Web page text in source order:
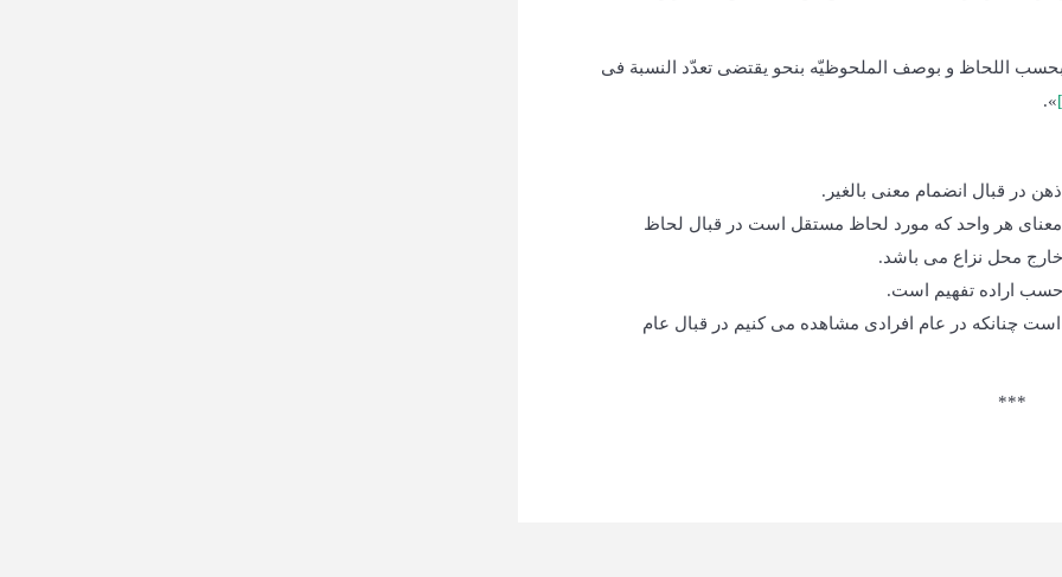
بحسب اللحاظ و بوصف الملحوظیّه بنحو یقتضی تعدّد النسبة فی
».
در قبال انضمام معنی بالغیر.
هر واحد که مورد لحاظ مستقل است در قبال لحاظ
محل نزاع می باشد.
حسب اراده تفهیم است.
چنانکه در عام افرادی مشاهده می کنیم در قبال عام
***